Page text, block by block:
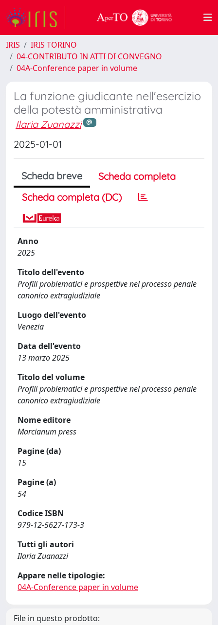
IRIS
IRIS TORINO
04-CONTRIBUTO IN ATTI DI CONVEGNO
04A-Conference paper in volume
La funzione giudicante nell'esercizio
della potestà amministrativa
Ilaria Zuanazzi
2025-01-01
Scheda breve
Scheda completa
Scheda completa (DC)
Anno
2025
Titolo dell'evento
Profili problematici e prospettive nel processo penale
canonico extragiudiziale
Luogo dell'evento
Venezia
Data dell'evento
13 marzo 2025
Titolo del volume
Profili problematici e prospettive nel processo penale
canonico extragiudiziale
Nome editore
Marcianum press
Pagine (da)
15
Pagine (a)
54
Codice ISBN
979-12-5627-173-3
Tutti gli autori
Ilaria Zuanazzi
Appare nelle tipologie:
04A-Conference paper in volume
File in questo prodotto: